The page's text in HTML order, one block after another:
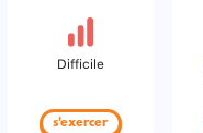
Difficile
s'exercer